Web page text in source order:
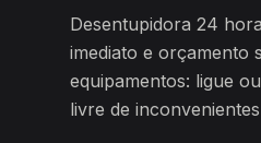
Desentupidora 24
imediato e orçamento
equipamentos: ligue
livre de